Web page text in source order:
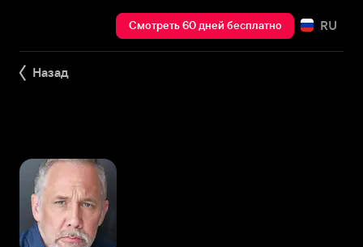
Смотреть 60 дней бесплатно RU
Назад